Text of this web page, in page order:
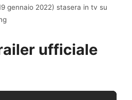
gennaio 2022) stasera in tv su
ufficiale